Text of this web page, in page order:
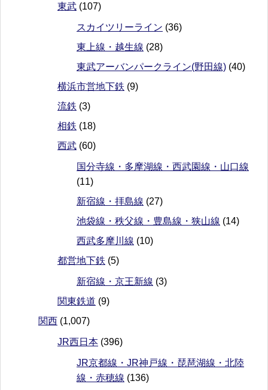
東武 (107)
スカイツリーライン (36)
東上線・越生線 (28)
東武アーバンパークライン(野田線) (40)
横浜市営地下鉄 (9)
流鉄 (3)
相鉄 (18)
西武 (60)
国分寺線・多摩湖線・西武園線・山口線
(11)
新宿線・拝島線 (27)
池袋線・秩父線・豊島線・狭山線 (14)
西武多摩川線 (10)
都営地下鉄 (5)
新宿線・京王新線 (3)
関東鉄道 (9)
関西 (1,007)
JR西日本 (396)
JR京都線・JR神戸線・琵琶湖線・北陸
線・赤穂線 (136)